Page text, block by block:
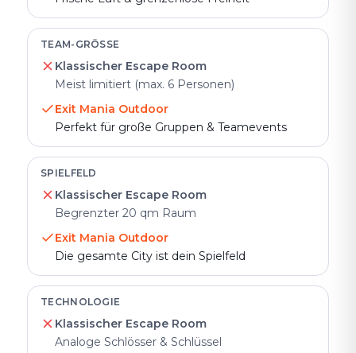
TEAM-GRÖSSE
Klassischer Escape Room
Meist limitiert (max. 6 Personen)
Exit Mania Outdoor
Perfekt für große Gruppen & Teamevents
SPIELFELD
Klassischer Escape Room
Begrenzter 20 qm Raum
Exit Mania Outdoor
Die gesamte City ist dein Spielfeld
TECHNOLOGIE
Klassischer Escape Room
Analoge Schlösser & Schlüssel